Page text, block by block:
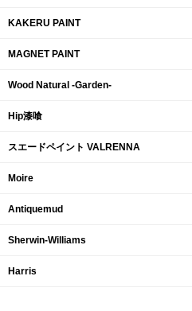
KAKERU PAINT
MAGNET PAINT
Wood Natural -Garden-
Hip漆喰
スエードペイント VALRENNA
Moire
Antiquemud
Sherwin-Williams
Harris